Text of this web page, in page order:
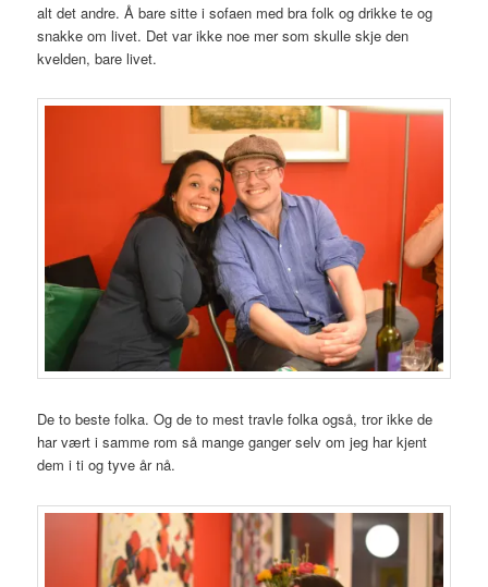
alt det andre. Å bare sitte i sofaen med bra folk og drikke te og
snakke om livet. Det var ikke noe mer som skulle skje den
kvelden, bare livet.
De to beste folka. Og de to mest travle folka også, tror ikke de
har vært i samme rom så mange ganger selv om jeg har kjent
dem i ti og tyve år nå.